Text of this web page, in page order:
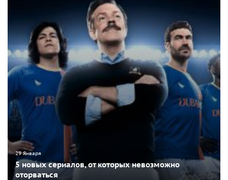
29 Января
5 новых сериалов, от которых невозможно
оторваться